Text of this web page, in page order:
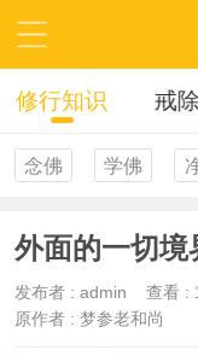
修行知识 戒
念佛 学佛
外面的一切境
发布者 : admin 查看 :
原作者 : 梦参老和尚